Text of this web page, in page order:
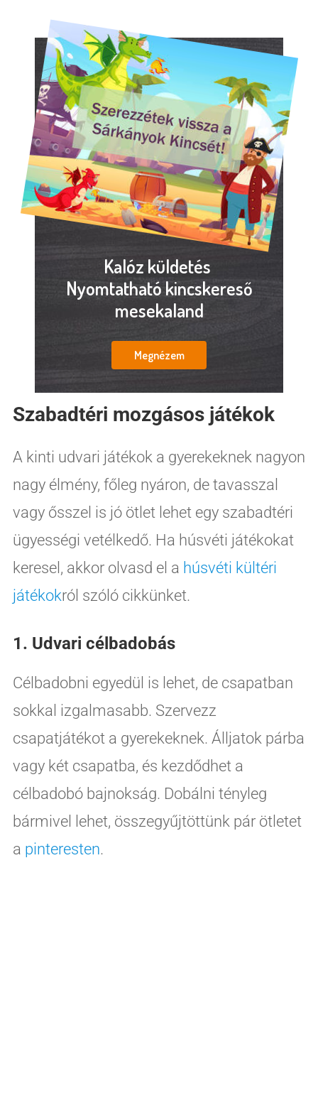
Kalóz küldetés
Nyomtatható kincskereső
mesekaland
Megnézem
Szabadtéri mozgásos játékok
A kinti udvari játékok a gyerekeknek nagyon
nagy élmény, főleg nyáron, de tavasszal
vagy ősszel is jó ötlet lehet egy szabadtéri
ügyességi vetélkedő. Ha húsvéti játékokat
keresel, akkor olvasd el a húsvéti kültéri
játékokról szóló cikkünket.
1. Udvari célbadobás
Célbadobni egyedül is lehet, de csapatban
sokkal izgalmasabb. Szervezz
csapatjátékot a gyerekeknek. Álljatok párba
vagy két csapatba, és kezdődhet a
célbadobó bajnokság. Dobálni tényleg
bármivel lehet, összegyűjtöttünk pár ötletet
a pinteresten.